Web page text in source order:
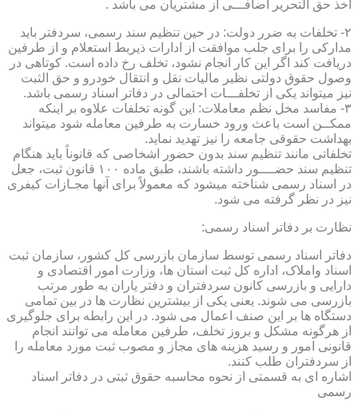
اخذ حق التحریر اضافـــی از مشتریان می باشد .
۲- تخلفات به ضرر دولت: در حین تنظیم سند رسمی، سردفتر باید
مدارکی را برای جلب موافقت از ادارات ذیربط استعلام و از طرفین
دریافت کند اگر این کار انجام نشود، تخلف رخ داده است. کوتاهی در
وصول حقوق دولتی نظیر مالیات نقل و انتقال خودرو و حق الثبت
نیز میتواند یکی از تخلفـــات احتمالی در دفاتر اسناد رسمی باشد.
۳- مفاسد مخل نظم معاملات: این گونه تخلفات علاوه بر اینکه
ممکــن است باعث ورود خسارت به طرفین معامله شود میتواند
بهداشت حقوقی جامعه را نیز تهدید نماید.
تخلفاتی مانند تنظیم سند بدون حضور اشخاصی که قانوناً باید هنگام
تنظیم سند حضــــور داشته باشند، طبق ماده ۱۰۰ قانون ثبت، جعل
در اسناد رسمی شناخته میشود که معمولاً برای آنها مجـازات کیفری
نیز در نظر گرفته می شود.
نظارت بر دفاتر اسناد رسمی:
دفاتر اسناد رسمی توسط سازمان بازرسی کل کشور، سازمان ثبت
اسناد واملاک، اداره کل ثبت استان ها، وزارت امور اقتصادی و
دارایی و بازرسی کانون سردفتران و دفتر یاران به طور مرتب
بازرسی می شوند. یعنی یکی از بیشترین نظارت ها در بین تمامی
دستگاه ها بر این صنف اعمال می شود. در این رابطه برای جلوگیری
از هرگونه مشکل و بروز تخلف، طرفین معامله می توانند انجام
قانونی امور و رسید هزینه های مجاز و مصوب ثبت مورد معامله را
از سردفتران طلب کنند.
اشاره ای به قسمتی از نحوه محاسبه حقوق ثبتی در دفاتر اسناد
رسمی